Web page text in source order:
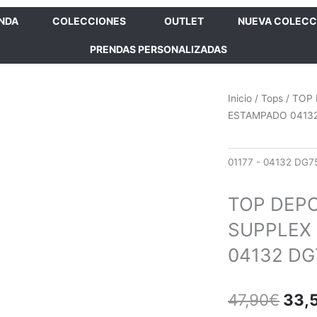
COLECCIONES OUTLET NUEVA
PRENDAS PERSONALIZADAS
Inicio/ Tops/ TOP
ESTAMPADO
01177 - 04132
TOP
04132
47,90€ El